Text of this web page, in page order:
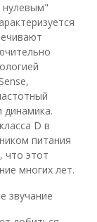
нулевым"
динамика.
D в
питания
что этот
многих лет.
звучание